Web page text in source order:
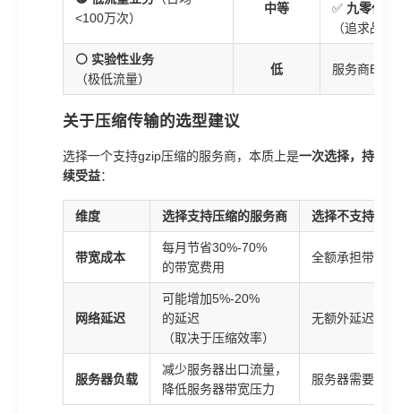
<100万次）
中等 ✅ 九零代理
（追求品质
⚪ 实验性业务
（极低流量）
低 服务商B（
关于压缩传输的选型建议
选择一个支持gzip压缩的服务商，本质上是一次选择，持
续受益：
维度 选择支持压缩的服务商 选择不支持压
带宽成本
每月节省30%-70%
的带宽费用
全额承担带宽
网络延迟
可能增加5%-20%
的延迟
（取决于压缩效率）
无额外延迟
服务器负载
减少服务器出口流量，
降低服务器带宽压力
服务器需要传